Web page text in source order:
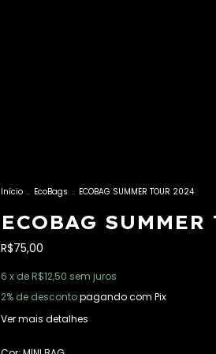
Início . EcoBags . ECOBAG SUMMER TOUR 2024
ECOBAG SUMMER
R$75,00
6 x deR$12,50 sem juros
2% de descontopagando com Pix
Ver mais detalhes